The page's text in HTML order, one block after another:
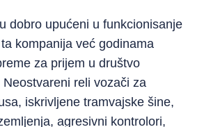
dobro upućeni u funkcionisanje
kompanija već godinama
za prijem u društvo
reli vozači za
iskrivljene tramvajske šine,
agresivni kontrolori,